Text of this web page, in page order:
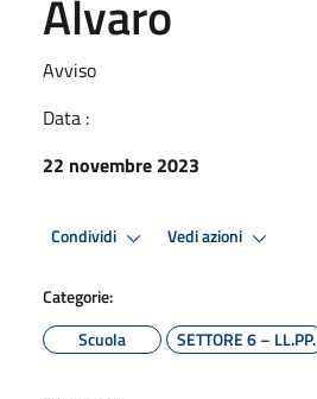
Alvaro
Avviso
Data :
22 novembre 2023
Condividi Vedi azioni
Categorie:
Scuola
SETTORE 6 – LL.PP.